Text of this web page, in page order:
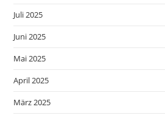
Juli 2025
Juni 2025
Mai 2025
April 2025
März 2025